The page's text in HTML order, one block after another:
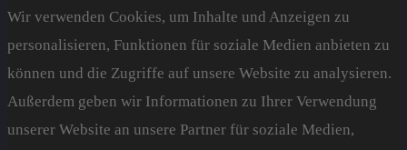
Wir verwenden Cookies, um Inhalte und Anzeigen zu
personalisieren, Funktionen für soziale Medien anbieten zu
können und die Zugriffe auf unsere Website zu analysieren.
Außerdem geben wir Informationen zu Ihrer Verwendung
unserer Website an unsere Partner für soziale Medien,